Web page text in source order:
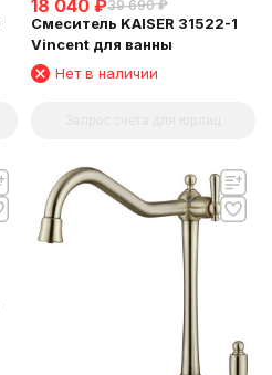
18 040 ₽39 690 ₽
Смеситель KAISER 31522-1
Vincent для ванны
Нет в наличии